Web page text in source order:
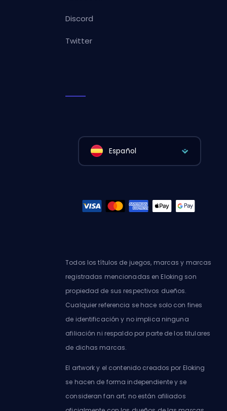
Discord
Twitter
Español
Todos los títulos de juegos, marcas y marcas
registradas mencionadas en Eloking son
propiedad de sus respectivos dueños.
Cualquier referencia se hace solo con fines
de identificación y no implica ninguna
afiliación ni respaldo por parte de los titulares
de dichas marcas.
El artwork y el contenido creados por Eloking
se hacen de forma independiente y se
consideran fan art; no están afiliados